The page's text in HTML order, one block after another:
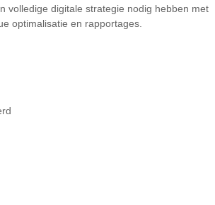
volledige digitale strategie nodig hebben met
optimalisatie en rapportages.